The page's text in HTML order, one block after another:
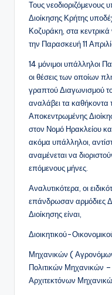
Τους
Διοίκησης Κρήτης
Κοζυράκη, στα
την Παρασκευή 11
14 μόνιμοι υπάλληλοι
οι θέσεις των οποίων
γραπτού Διαγωνισμού
αναλάβει τα καθήκοντα
Αποκεντρωμένης
στον Νομό Ηρακλείου
ακόμα υπάλληλοι,
αναμένεται να
επόμενους μήνες.
Αναλυτικότερα, οι
επάνδρωσαν αρμόδιες
Διοίκησης είναι,
Διοικητικού-
Μηχανικών (
Πολιτικών Μηχανικών
Αρχιτεκτόνων